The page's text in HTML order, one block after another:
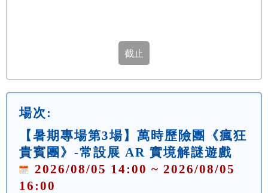
場次:
【暑期專場第3場】萬時歷險團《瘋狂
貴賓團》-常設展 AR 實境解謎遊戲
2026/08/05 14:00 ~ 2026/08/05
16:00